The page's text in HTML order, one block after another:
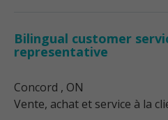
Bilingual customer
representative
Concord , ON
Vente, achat et service à la